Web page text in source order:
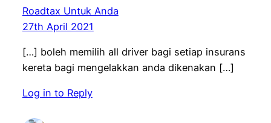
Roadtax Untuk Anda
27th April 2021
[…] boleh memilih all driver bagi setiap insurans
kereta bagi mengelakkan anda dikenakan […]
Log in to Reply